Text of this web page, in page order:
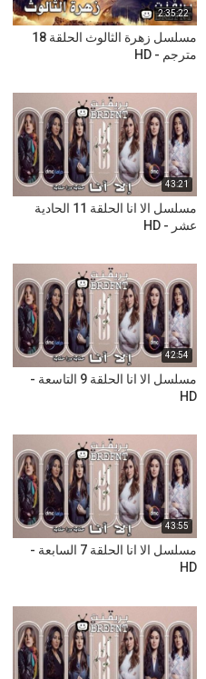
2:35:22
مسلسل زهرة الثالوث الحلقة 18
مترجم - HD
43:21
مسلسل الا انا الحلقة 11 الحادية
عشر - HD
42:54
مسلسل الا انا الحلقة 9 التاسعة -
HD
43:55
مسلسل الا انا الحلقة 7 السابعة -
HD